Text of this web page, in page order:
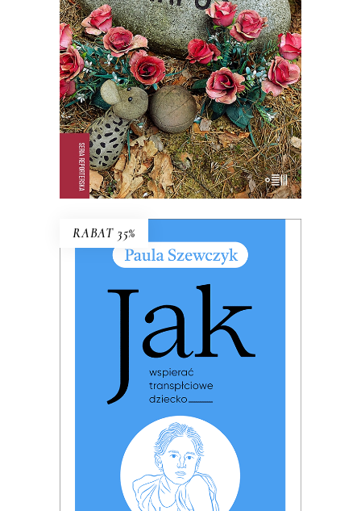
E-BOOK DO KOSZYKA
54.99zł 35.74zł
KSIĄŻKA DO KOSZYKA
RABAT 35%
JAK WSPIERAĆ
TRANSPŁCIOWE DZIECKO
PREMIERA: 17 listopada 2025
49.99zł 32.49
KSIĄŻKA DO KOSZYKA